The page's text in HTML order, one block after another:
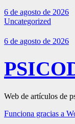
6 de agosto de 2026
Uncategorized
6 de agosto de 2026
Web de artículos de
Funciona gracias a